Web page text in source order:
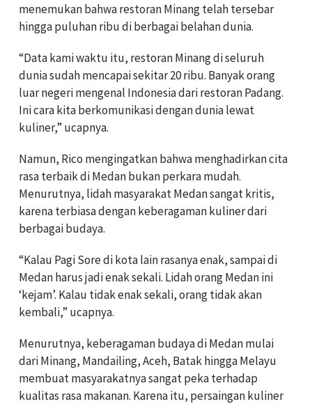
menemukan bahwa restoran Minang telah tersebar
hingga puluhan ribu di berbagai belahan dunia.
“Data kami waktu itu, restoran Minang di seluruh
dunia sudah mencapai sekitar 20 ribu. Banyak orang
luar negeri mengenal Indonesia dari restoran Padang.
Ini cara kita berkomunikasi dengan dunia lewat
kuliner,” ucapnya.
Namun, Rico mengingatkan bahwa menghadirkan cita
rasa terbaik di Medan bukan perkara mudah.
Menurutnya, lidah masyarakat Medan sangat kritis,
karena terbiasa dengan keberagaman kuliner dari
berbagai budaya.
“Kalau Pagi Sore di kota lain rasanya enak, sampai di
Medan harus jadi enak sekali. Lidah orang Medan ini
‘kejam’. Kalau tidak enak sekali, orang tidak akan
kembali,” ucapnya.
Menurutnya, keberagaman budaya di Medan mulai
dari Minang, Mandailing, Aceh, Batak hingga Melayu
membuat masyarakatnya sangat peka terhadap
kualitas rasa makanan. Karena itu, persaingan kuliner